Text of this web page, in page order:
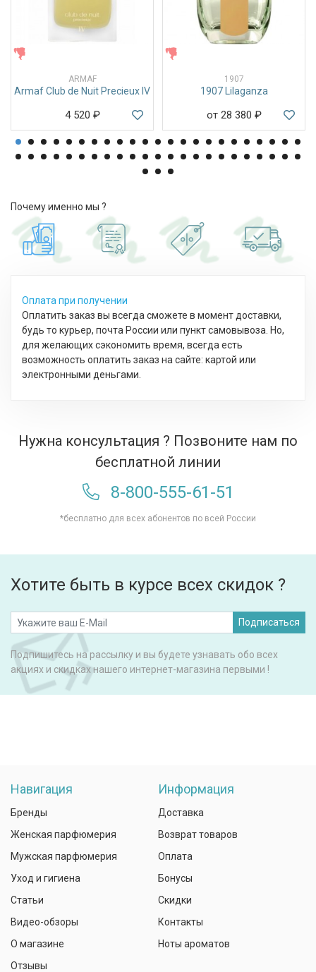
ARMAF
Armaf Club de Nuit Precieux IV
4 520 ₽
1907
1907 Lilaganza
от 28 380 ₽
Почему именно мы ?
Оплата при получении
Оплатить заказ вы всегда сможете в момент доставки,
будь то курьер, почта России или пункт самовывоза. Но,
для желающих сэкономить время, всегда есть
возможность оплатить заказ на сайте: картой или
электронными деньгами.
Нужна консультация ? Позвоните нам по
бесплатной линии
8-800-555-61-51
*бесплатно для всех абонентов по всей России
Хотите быть в курсе всех скидок ?
Подписаться
Подпишитесь на рассылку и вы будете узнавать обо всех
акциях и скидках нашего интернет-магазина первыми !
Навигация
Бренды
Женская парфюмерия
Мужская парфюмерия
Уход и гигиена
Статьи
Видео-обзоры
О магазине
Отзывы
Информация
Доставка
Возврат товаров
Оплата
Бонусы
Скидки
Контакты
Ноты ароматов